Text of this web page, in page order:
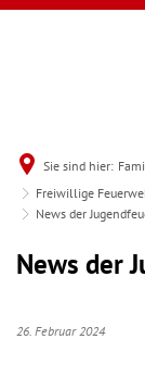
Sie sind hier:
Freiwillige
News der
News der
26. Februar 2024